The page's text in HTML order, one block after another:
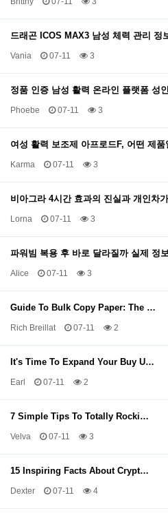
드래곤 ICOS MAX3 남성 체력 관리 정
Vania 07-11 3
정품 인증 남성 활력 온라인 플랫폼 성
Phoebe 07-11 3
여성 활력 보조제 아프로드F, 어떤 제품
Karma 07-11 3
비아그라 4시간 효과의 진실과 개인차
Lorna 07-11 3
파워빔 복용 후 바로 달라질까 실제 정
Alice 07-11 3
Guide To Bulk Copy Paper: The …
Rich Breillat 07-11 2
It's Time To Expand Your Buy U…
Earl 07-11 2
7 Simple Tips To Totally Rocki…
Velva 07-11 3
15 Inspiring Facts About Crypt…
Dexter 07-11 4